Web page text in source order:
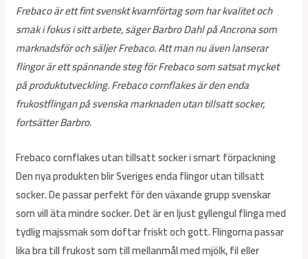
Frebaco är ett fint svenskt kvarnförtag som har kvalitet och
smak i fokus i sitt arbete, säger Barbro Dahl på Ancrona som
marknadsför och säljer Frebaco. Att man nu även lanserar
flingor är ett spännande steg för Frebaco som satsat mycket
på produktutveckling. Frebaco cornflakes är den enda
frukostflingan på svenska marknaden utan tillsatt socker,
fortsätter Barbro.
Frebaco cornflakes utan tillsatt socker i smart förpackning
Den nya produkten blir Sveriges enda flingor utan tillsatt
socker. De passar perfekt för den växande grupp svenskar
som vill äta mindre socker. Det är en ljust gyllengul flinga med
tydlig majssmak som doftar friskt och gott. Flingorna passar
lika bra till frukost som till mellanmål med mjölk, fil eller